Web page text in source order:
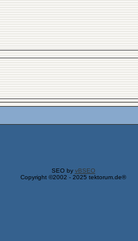
SEO by vBSEO
Copyright ©2002 - 2025 tektorum.de®